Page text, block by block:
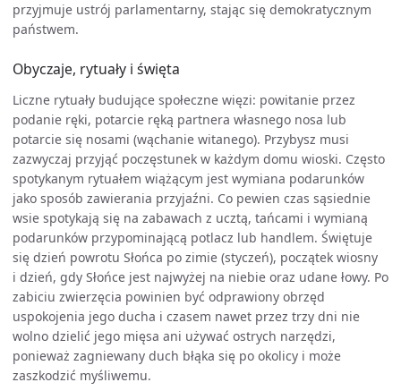
przyjmuje ustrój parlamentarny, stając się demokratycznym
państwem.
Obyczaje, rytuały i święta
Liczne rytuały budujące społeczne więzi: powitanie przez
podanie ręki, potarcie ręką partnera własnego nosa lub
potarcie się nosami (wąchanie witanego). Przybysz musi
zazwyczaj przyjąć poczęstunek w każdym domu wioski. Często
spotykanym rytuałem wiążącym jest wymiana podarunków
jako sposób zawierania przyjaźni. Co pewien czas sąsiednie
wsie spotykają się na zabawach z ucztą, tańcami i wymianą
podarunków przypominającą potlacz lub handlem. Świętuje
się dzień powrotu Słońca po zimie (styczeń), początek wiosny
i dzień, gdy Słońce jest najwyżej na niebie oraz udane łowy. Po
zabiciu zwierzęcia powinien być odprawiony obrzęd
uspokojenia jego ducha i czasem nawet przez trzy dni nie
wolno dzielić jego mięsa ani używać ostrych narzędzi,
ponieważ zagniewany duch błąka się po okolicy i może
zaszkodzić myśliwemu.